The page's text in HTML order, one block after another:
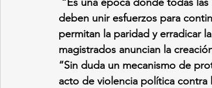
Santa Aurelia de los Vientos San
deben unir esfuerzos para
permitan la paridad y erradicar
magistrados anuncian la
“Sin duda un mecanismo de
acto de violencia política contra